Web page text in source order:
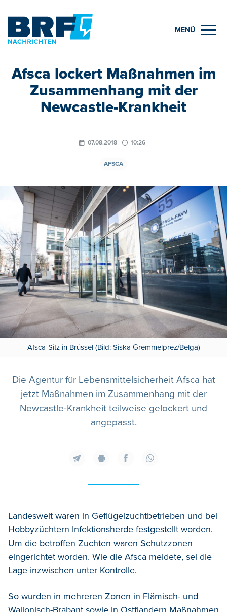
MENÜ
Afsca lockert Maßnahmen im
Zusammenhang mit der
Newcastle-Krankheit
07.08.2018 10:26
AFSCA
Afsca-Sitz in Brüssel (Bild: Siska Gremmelprez/Belga)
Die Agentur für Lebensmittelsicherheit Afsca hat
jetzt Maßnahmen im Zusammenhang mit der
Newcastle-Krankheit teilweise gelockert und
angepasst.
Landesweit waren in Geflügelzuchtbetrieben und bei
Hobbyzüchtern Infektionsherde festgestellt worden.
Um die betroffen Zuchten waren Schutzzonen
eingerichtet worden. Wie die Afsca meldete, sei die
Lage inzwischen unter Kontrolle.
So wurden in mehreren Zonen in Flämisch- und